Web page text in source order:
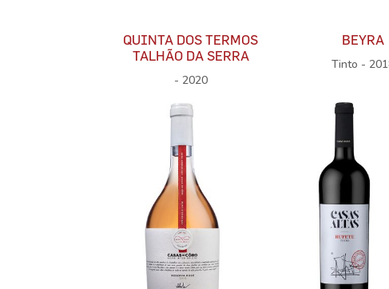
QUINTA DOS TERMOS
TALHÃO DA SERRA
- 2020
BEYRA
Tinto -